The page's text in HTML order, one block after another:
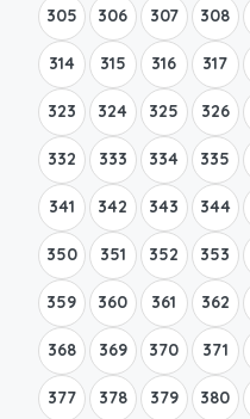
305 306 307 308
314 315 316 317
323 324 325 326
332 333 334 335
341 342 343 344
350 351 352 353
359 360 361 362
368 369 370 371
377 378 379 380